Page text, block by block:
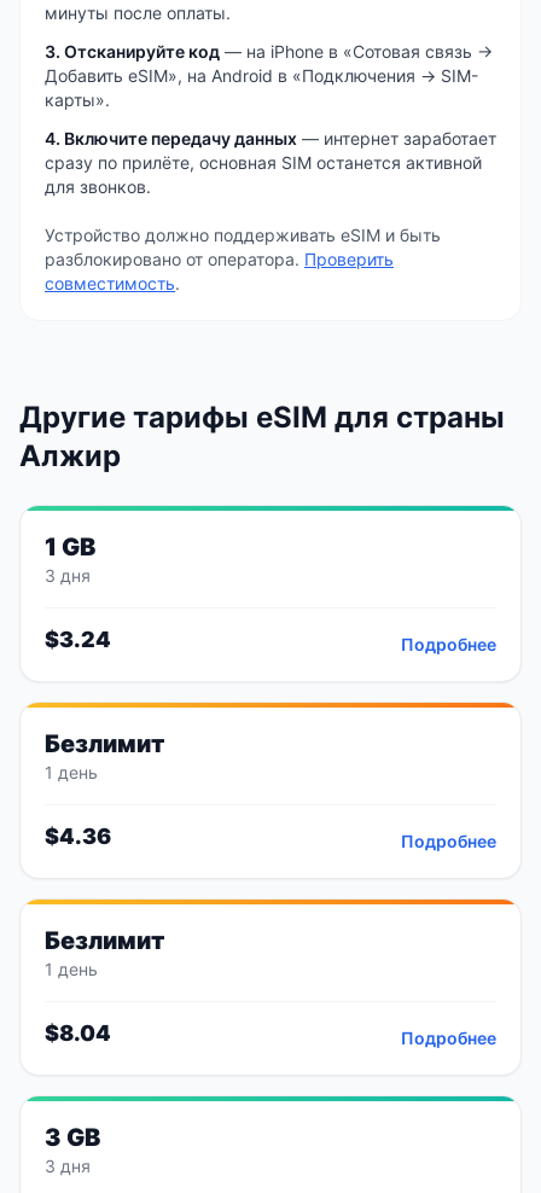
минуты после оплаты.
3. Отсканируйте код — на iPhone в «Сотовая связь →
Добавить eSIM», на Android в «Подключения → SIM-
карты».
4. Включите передачу данных — интернет заработает
сразу по прилёте, основная SIM останется активной
для звонков.
Устройство должно поддерживать eSIM и быть
разблокировано от оператора. Проверить
совместимость.
Другие тарифы eSIM для страны
Алжир
1 GB
3 дня
$3.24 Подробнее
Безлимит
1 день
$4.36 Подробнее
Безлимит
1 день
$8.04 Подробнее
3 GB
3 дня